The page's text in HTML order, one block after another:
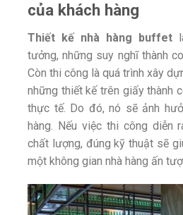
của khách hàng
Thiết kế nhà hàng buffet
tưởng, những suy nghĩ thành
Còn thi công là quá trình xây
những thiết kế trên giấy thành
thực tế. Do đó, nó sẽ ảnh
hàng. Nếu việc thi công diễn
chất lượng, đúng kỹ thuật sẽ
một không gian nhà hàng ấn